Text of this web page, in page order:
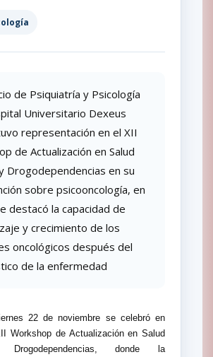
de Psiquiatría y Psicología
Universitario Dexeus
representación en el XII
de Actualización en Salud
Drogodependencias en su
sobre psicooncología, en
destacó la capacidad de
y crecimiento de los
oncológicos después del
de la enfermedad
22 de noviembre se celebró en
Workshop de Actualización en Salud
donde la